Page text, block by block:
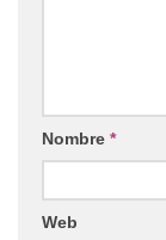
Nombre *
Web